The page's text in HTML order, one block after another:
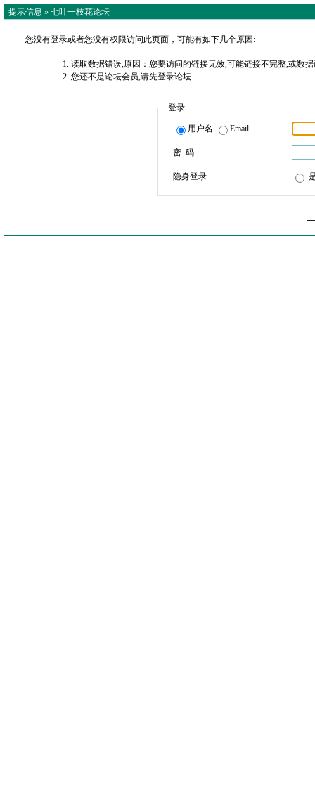
提示信息 » 七叶一枝花论坛
您没有登录或者您没有权限访问此页面，可能有如下几个原因:
读取数据错误,原因：您要访问的链接无效,可能链接不完整,或数
您还不是论坛会员,请先登录论坛
登录
用户名 Email
密 码
隐身登录